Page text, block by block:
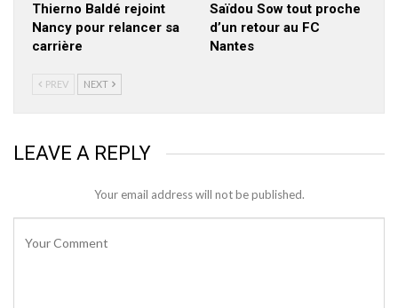
Thierno Baldé rejoint
Nancy pour relancer sa
carrière
Saïdou Sow tout proche
d’un retour au FC
Nantes
PREV NEXT
LEAVE A REPLY
Your email address will not be published.